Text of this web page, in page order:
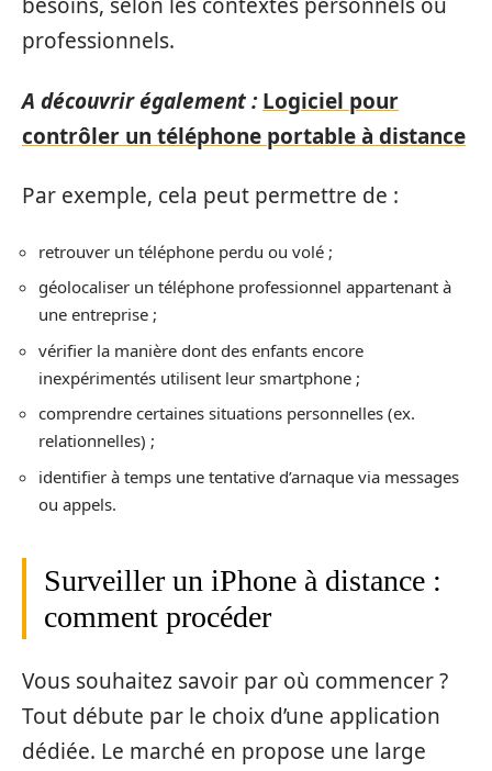
professionnels.
A découvrir également : Logiciel pour
contrôler un téléphone portable à distance
Par exemple, cela peut permettre de :
retrouver un téléphone perdu ou volé ;
géolocaliser un téléphone professionnel appartenant à
une entreprise ;
vérifier la manière dont des enfants encore
inexpérimentés utilisent leur smartphone ;
comprendre certaines situations personnelles (ex.
relationnelles) ;
identifier à temps une tentative d’arnaque via messages
ou appels.
Surveiller un iPhone à distance :
comment procéder
Vous souhaitez savoir par où commencer ?
Tout débute par le choix d’une application
dédiée. Le marché en propose une large